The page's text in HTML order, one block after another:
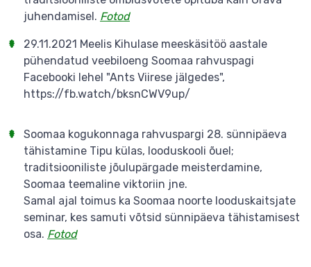
juhendamisel. Fotod
29.11.2021 Meelis Kihulase meeskäsitöö aastale
pühendatud veebiloeng Soomaa rahvuspagi
Facebooki lehel "Ants Viirese jälgedes",
https://fb.watch/bksnCWV9up/
Soomaa kogukonnaga rahvuspargi 28. sünnipäeva
tähistamine Tipu külas, looduskooli õuel;
traditsiooniliste jõulupärgade meisterdamine,
Soomaa teemaline viktoriin jne.
Samal ajal toimus ka Soomaa noorte looduskaitsjate
seminar, kes samuti võtsid sünnipäeva tähistamisest
osa. Fotod